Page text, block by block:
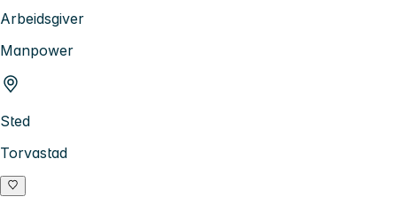
Arbeidsgiver
Manpower
Sted
Torvastad